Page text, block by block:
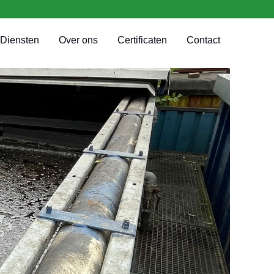
Diensten Over ons Certificaten Contact